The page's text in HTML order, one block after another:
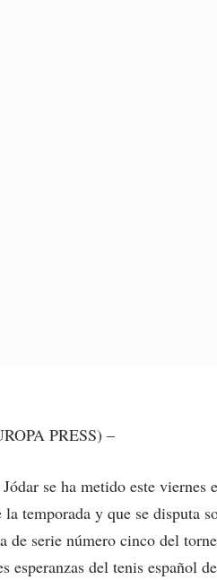
PRESS) –
se ha metido este
temporada y que se disputa
de serie número cinco del
esperanzas del tenis español